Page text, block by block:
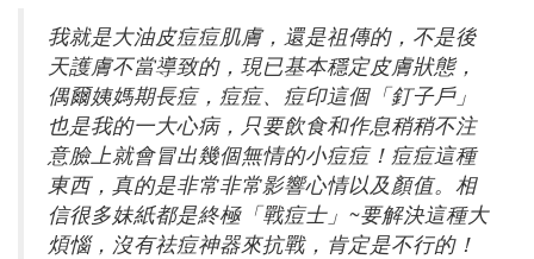
我就是大油皮痘痘肌膚，還是祖傳的，不是後
天護膚不當導致的，現已基本穩定皮膚狀態，
偶爾姨媽期長痘，痘痘、痘印這個「釘子戶」
也是我的一大心病，只要飲食和作息稍稍不注
意臉上就會冒出幾個無情的小痘痘！痘痘這種
東西，真的是非常非常影響心情以及顏值。相
信很多妹紙都是終極「戰痘士」~要解決這種大
煩惱，沒有祛痘神器來抗戰， 肯定是不行的！